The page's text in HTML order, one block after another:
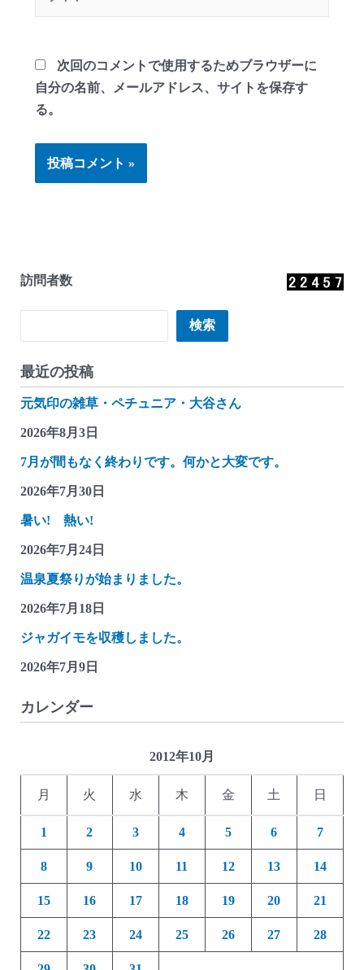
次回のコメントで使用するためブラウザーに
自分の名前、メールアドレス、サイトを保存す
る。
訪問者数
検索
最近の投稿
元気印の雑草・ペチュニア・大谷さん
2026年8月3日
7月が間もなく終わりです。何かと大変です。
2026年7月30日
暑い! 熱い!
2026年7月24日
温泉夏祭りが始まりました。
2026年7月18日
ジャガイモを収穫しました。
2026年7月9日
カレンダー
2012年10月
月 火 水 木 金 土 日
1 2 3 4 5 6 7
8 9 10 11 12 13 14
15 16 17 18 19 20 21
22 23 24 25 26 27 28